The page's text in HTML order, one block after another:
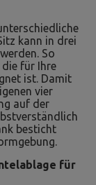
kann in drei
So
die für Ihre
ist. Damit
vier
auf der
besticht
für